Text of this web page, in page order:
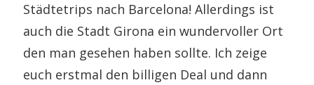
Städtetrips nach Barcelona! Allerdings ist
auch die Stadt Girona ein wundervoller Ort
den man gesehen haben sollte. Ich zeige
euch erstmal den billigen Deal und dann